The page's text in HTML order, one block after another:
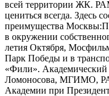
всей территории ЖК.
цениться всегда. Здесь
преимущества
в окружении
летия Октября,
Парк Победы и в
«Фили».
Ломоносова, МГИМО,
Академии при